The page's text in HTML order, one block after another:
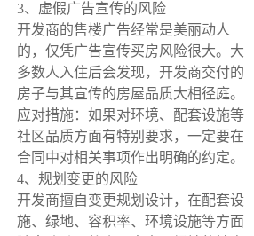
3、虚假广告宣传的风险
开发商的售楼广告经常是美丽动人
的，仅凭广告宣传买房风险很大。大
多数人入住后会发现，开发商交付的
房子与其宣传的房屋品质大相径庭。
应对措施：如果对环境、配套设施等
社区品质方面有特别要求，一定要在
合同中对相关事项作出明确的约定。
4、规划变更的风险
开发商擅自变更规划设计，在配套设
施、绿地、容积率、环境设施等方面